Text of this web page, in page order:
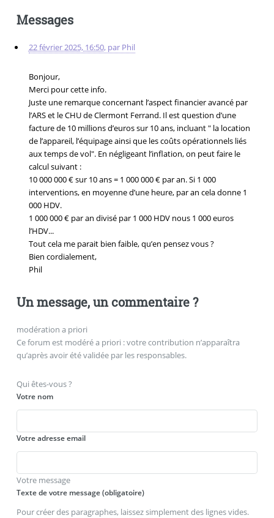
Messages
22 février 2025, 16:50, par Phil
Bonjour,
Merci pour cette info.
Juste une remarque concernant l’aspect financier avancé par
l’ARS et le CHU de Clermont Ferrand. Il est question d’une
facture de 10 millions d’euros sur 10 ans, incluant " la location
de l’appareil, l’équipage ainsi que les coûts opérationnels liés
aux temps de vol". En négligeant l’inflation, on peut faire le
calcul suivant :
10 000 000 € sur 10 ans = 1 000 000 € par an. Si 1 000
interventions, en moyenne d’une heure, par an cela donne 1
000 HDV.
1 000 000 € par an divisé par 1 000 HDV nous 1 000 euros
l’HDV...
Tout cela me parait bien faible, qu’en pensez vous ?
Bien cordialement,
Phil
Un message, un commentaire ?
modération a priori
Ce forum est modéré a priori : votre contribution n’apparaîtra
qu’après avoir été validée par les responsables.
Qui êtes-vous ?
Votre nom
Votre adresse email
Votre message
Texte de votre message (obligatoire)
Pour créer des paragraphes, laissez simplement des lignes vides.